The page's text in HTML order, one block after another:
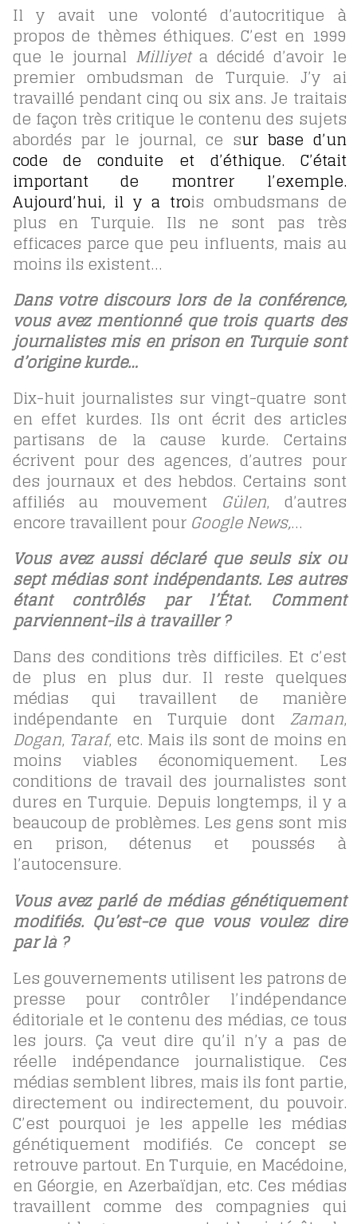
Il y avait une volonté d’autocritique à
propos de thèmes éthiques. C’est en 1999
que le journal Milliyeta décidé d’avoir le
premier ombudsman de Turquie. J’y ai
travaillé pendant cinq ou six ans. Je traitais
de façon très critique le contenu des sujets
abordés par le journal, ce sur base d’un
code de conduite et d’éthique. C’était
important de montrer l’exemple.
Aujourd’hui, il y a trois ombudsmans de
plus en Turquie. Ils ne sont pas très
efficaces parce que peu influents, mais au
moins ils existent…
Dans votre discours lors de la conférence,
vous avez mentionné que trois quarts des
journalistes mis en prison en Turquie sont
d’origine kurde…
Dix-huit journalistes sur vingt-quatre sont
en effet kurdes. Ils ont écrit des articles
partisans de la cause kurde. Certains
écrivent pour des agences, d’autres pour
des journaux et des hebdos. Certains sont
affiliés au mouvement Gülen, d’autres
encore travaillent pour Google News,…
Vous avez aussi déclaré que seuls six ou
sept médias sont indépendants. Les autres
étant contrôlés par l’État. Comment
parviennent-ils à travailler ?
Dans des conditions très difficiles. Et c’est
de plus en plus dur. Il reste quelques
médias qui travaillent de manière
indépendante en Turquie dont Zaman,
Dogan, Taraf, etc. Mais ils sont de moins en
moins viables économiquement. Les
conditions de travail des journalistes sont
dures en Turquie. Depuis longtemps, il y a
beaucoup de problèmes. Les gens sont mis
en prison, détenus et poussés à
l’autocensure.
Vous avez parlé de médias génétiquement
modifiés. Qu’est-ce que vous voulez dire
par là ?
Les gouvernements utilisent les patrons de
presse pour contrôler l’indépendance
éditoriale et le contenu des médias, ce tous
les jours. Ça veut dire qu’il n’y a pas de
réelle indépendance journalistique. Ces
médias semblent libres, mais ils font partie,
directement ou indirectement, du pouvoir.
C’est pourquoi je les appelle les médias
génétiquement modifiés. Ce concept se
retrouve partout. En Turquie, en Macédoine,
en Géorgie, en Azerbaïdjan, etc. Ces médias
travaillent comme des compagnies qui